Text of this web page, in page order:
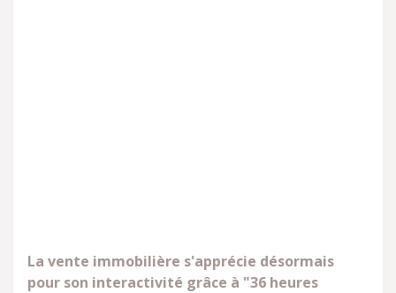
La vente immobilière s'apprécie désormais
pour son interactivité grâce à "36 heures